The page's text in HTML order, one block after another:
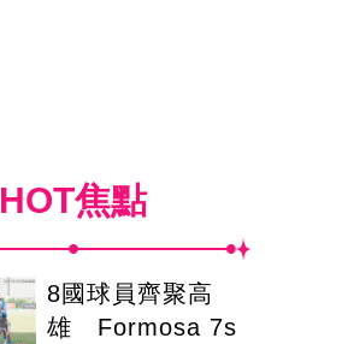
HOT焦點
8國球員齊聚高
雄 Formosa 7s